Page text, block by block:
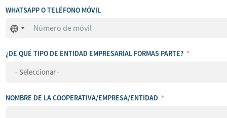
WHATSAPP O TELÉFONO MÓVIL
No
ha
seleccionado
ningún
¿DE QUÉ TIPO DE ENTIDAD EMPRESARIAL FORMAS PARTE?
NOMBRE DE LA COOPERATIVA/EMPRESA/ENTIDAD